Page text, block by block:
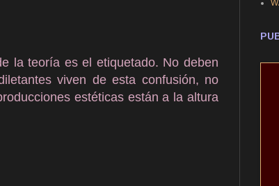
la teoría es el etiquetado. No deben
viven de esta confusión, no
estéticas están a la altura